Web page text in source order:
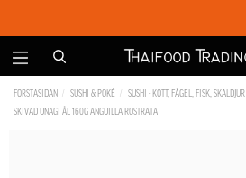
FÖRSTASIDAN SUSHI & POKÉ
SUSHI - KÖTT, FÅGEL, FISK, SKALDJUR
SKIVAD UNAGI ÅL 160G ANGUILLA ROSTRATA